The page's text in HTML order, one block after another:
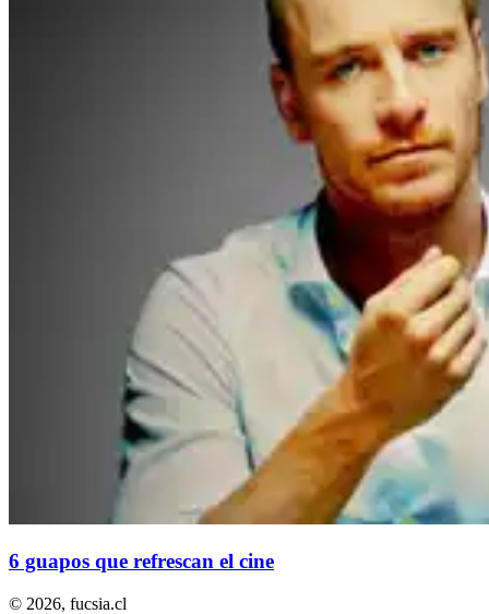
6 guapos que refrescan el cine
© 2026, fucsia.cl